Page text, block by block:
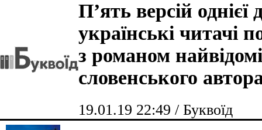
П’ять версій однієї
українські читачі
з романом
словенського
19.01.19 22:49 / Буквоїд